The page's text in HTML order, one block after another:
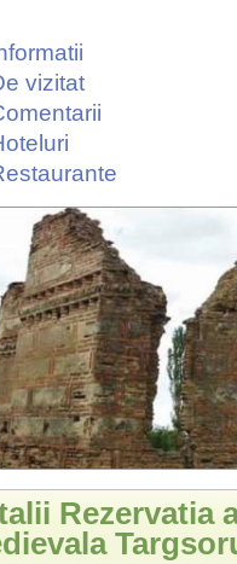
vizitat
Rezervatia